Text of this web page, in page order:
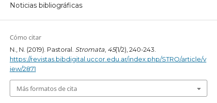
Noticias bibliográficas
Cómo citar
N., N. (2019). Pastoral. Stromata, 45(1/2), 240-243.
https://revistas.bibdigital.uccor.edu.ar/index.php/STRO/article/v
iew/2871
Más formatos de cita